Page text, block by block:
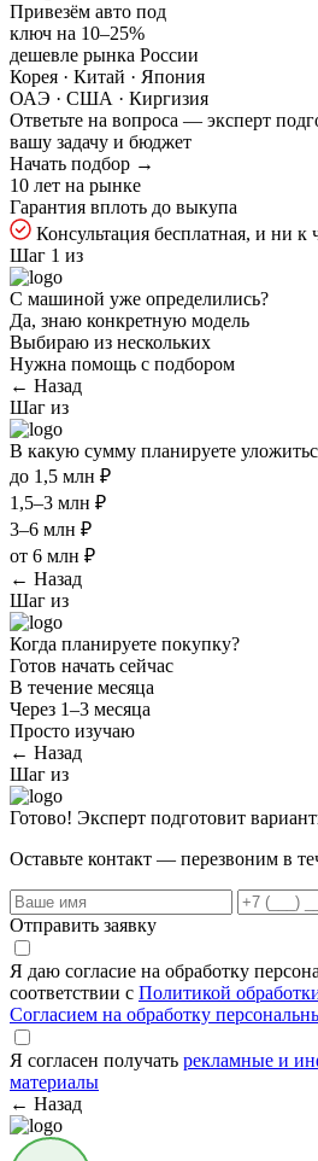
Привезём авто под
ключ на 10–25%
дешевле рынка России
Корея · Китай · Япония
ОАЭ · США · Киргизия
Ответьте на вопроса — эксперт
вашу задачу и бюджет
Начать подбор →
10 лет на рынке
Гарантия вплоть до выкупа
Консультация бесплатная, и ни к
Шаг 1 из
С машиной уже определились?
Да, знаю конкретную модель
Выбираю из нескольких
Нужна помощь с подбором
← Назад
Шаг из
В какую сумму планируете
до 1,5 млн ₽
1,5–3 млн ₽
3–6 млн ₽
от 6 млн ₽
← Назад
Шаг из
Когда планируете покупку?
Готов начать сейчас
В течение месяца
Через 1–3 месяца
Просто изучаю
← Назад
Шаг из
Готово! Эксперт подготовит
Оставьте контакт — перезвоним в
Отправить заявку
Я даю согласие на обработку
соответствии с Политикой
Согласием на обработку
Я согласен получать рекламные и
материалы
← Назад